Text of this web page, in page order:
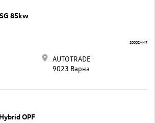
85kw
AUTOTRADE
9023 Варна
20002/447
OPF